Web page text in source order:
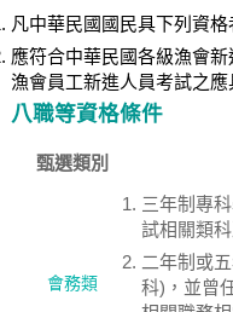
凡中華民國國民具下列資格
應符合中華民國各級漁會
漁會員工新進人員考試之應
八職等資格條件
甄選類別
會務類
三年制專
試相關類
二年制或
科)，並曾